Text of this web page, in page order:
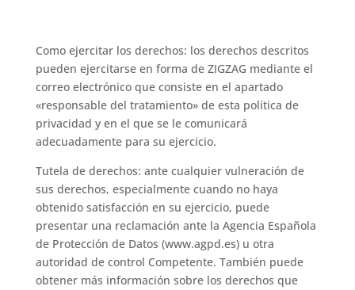
Como ejercitar los derechos: los derechos descritos
pueden ejercitarse en forma de ZIGZAG mediante el
correo electrónico que consiste en el apartado
«responsable del tratamiento» de esta política de
privacidad y en el que se le comunicará
adecuadamente para su ejercicio.
Tutela de derechos: ante cualquier vulneración de
sus derechos, especialmente cuando no haya
obtenido satisfacción en su ejercicio, puede
presentar una reclamación ante la Agencia Española
de Protección de Datos (www.agpd.es) u otra
autoridad de control Competente. También puede
obtener más información sobre los derechos que